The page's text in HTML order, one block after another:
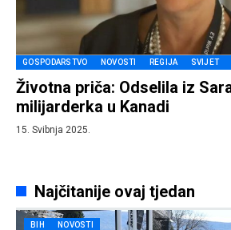
GOSPODARSTVO NOVOSTI REGIJA SVIJET
Životna priča: Odselila iz
milijarderka u Kanadi
15. Svibnja 2025.
Najčitanije ovaj tjedan
BIH NOVOSTI